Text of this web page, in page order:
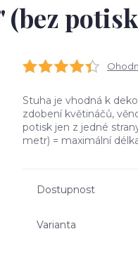
(bez
Stuha je vhodná k
zdobení květináčů,
potisk jen z jedné
metr) = maximální
Dostupnost
Varianta